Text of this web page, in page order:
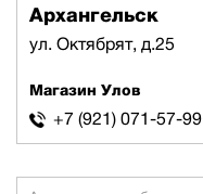
Архангельск
ул. Октябрят, д.25
Магазин Улов
+7 (921) 071-57-99